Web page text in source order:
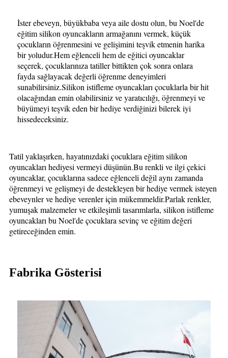
İster ebeveyn, büyükbaba veya aile dostu olun, bu Noel'de
eğitim silikon oyuncakların armağanını vermek, küçük
çocukların öğrenmesini ve gelişimini teşvik etmenin harika
bir yoludur.Hem eğlenceli hem de eğitici oyuncaklar
seçerek, çocuklarınıza tatiller bittikten çok sonra onlara
fayda sağlayacak değerli öğrenme deneyimleri
sunabilirsiniz.Silikon istifleme oyuncakları çocuklarla bir hit
olacağından emin olabilirsiniz ve yaratıcılığı, öğrenmeyi ve
büyümeyi teşvik eden bir hediye verdiğinizi bilerek iyi
hissedeceksiniz.
Tatil yaklaşırken, hayatınızdaki çocuklara eğitim silikon
oyuncakları hediyesi vermeyi düşünün.Bu renkli ve ilgi çekici
oyuncaklar, çocuklarına sadece eğlenceli değil aynı zamanda
öğrenmeyi ve gelişmeyi de destekleyen bir hediye vermek isteyen
ebeveynler ve hediye verenler için mükemmeldir.Parlak renkler,
yumuşak malzemeler ve etkileşimli tasarımlarla, silikon istifleme
oyuncakları bu Noel'de çocuklara sevinç ve eğitim değeri
getireceğinden emin.
Fabrika Gösterisi